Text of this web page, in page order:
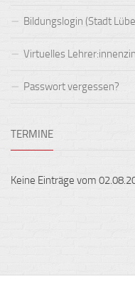
Bildungslogin (Stadt
Virtuelles
Passwort vergessen?
TERMINE
Keine Einträge vom